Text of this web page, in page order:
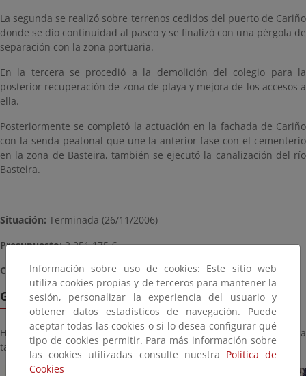
La segunda se realizó sobre terrenos cedidos del puerto de Cariño
donde se dio continuidad al paseo y se finalizó con una pérgola de
separación con la zona portuaria.
En la tercera se procedió a la demolición del colegio para la
posterior recuperación de zona de playa y mejora de los accesos a
ella.
Posteriormente se completó la actuación en la fachada de Cariño
con la senda peatonal que une la anterior fase con el cementerio
en la zona de Basteira, también se ejecutó la canalización del río
Basteira.
Situación: Terminada (26/11/2006)
Presupuesto: 2.251.175 €
Coordenadas: 591078.64 m E, 4843625.00 m N (29 T)
Galería de imágenes
Haga click sobre la imagen para ver la galería del proyecto a
tamaño completo:
Información sobre uso de cookies: Este sitio web
utiliza cookies propias y de terceros para mantener la
sesión, personalizar la experiencia del usuario y
obtener datos estadísticos de navegación. Puede
aceptar todas las cookies o si lo desea configurar qué
tipo de cookies permitir. Para más información sobre
las cookies utilizadas consulte nuestra Política de
Cookies